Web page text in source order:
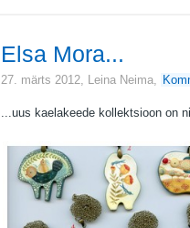
Elsa Mora...
27. märts 2012, Leina Neima,
...uus kaelakeede kollektsioon on